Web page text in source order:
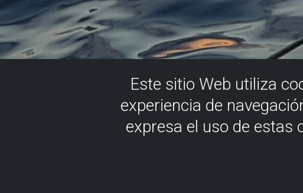
Este sitio Web utiliza
experiencia de
expresa el uso de estas